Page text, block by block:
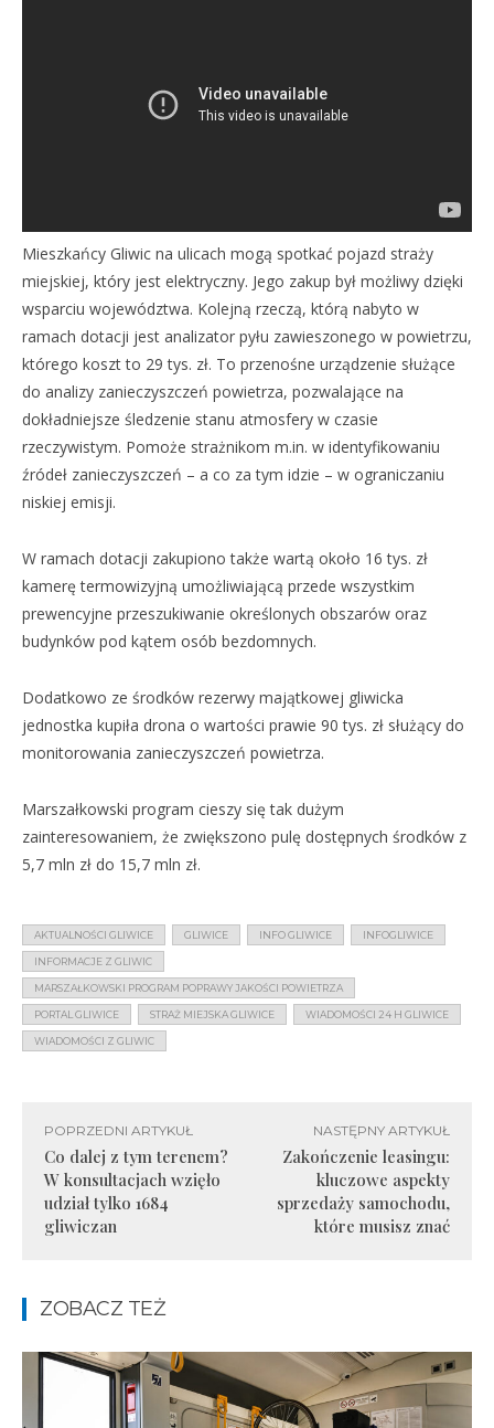
Mieszkańcy Gliwic na ulicach mogą spotkać pojazd straży
miejskiej, który jest elektryczny. Jego zakup był możliwy dzięki
wsparciu województwa. Kolejną rzeczą, którą nabyto w
ramach dotacji jest analizator pyłu zawieszonego w powietrzu,
którego koszt to 29 tys. zł. To przenośne urządzenie służące
do analizy zanieczyszczeń powietrza, pozwalające na
dokładniejsze śledzenie stanu atmosfery w czasie
rzeczywistym. Pomoże strażnikom m.in. w identyfikowaniu
źródeł zanieczyszczeń – a co za tym idzie – w ograniczaniu
niskiej emisji.
W ramach dotacji zakupiono także wartą około 16 tys. zł
kamerę termowizyjną umożliwiającą przede wszystkim
prewencyjne przeszukiwanie określonych obszarów oraz
budynków pod kątem osób bezdomnych.
Dodatkowo ze środków rezerwy majątkowej gliwicka
jednostka kupiła drona o wartości prawie 90 tys. zł służący do
monitorowania zanieczyszczeń powietrza.
Marszałkowski program cieszy się tak dużym
zainteresowaniem, że zwiększono pulę dostępnych środków z
5,7 mln zł do 15,7 mln zł.
AKTUALNOŚCI GLIWICE GLIWICE INFO GLIWICE INFOGLIWICE
INFORMACJE Z GLIWIC
MARSZAŁKOWSKI PROGRAM POPRAWY JAKOŚCI POWIETRZA
PORTAL GLIWICE STRAŻ MIEJSKA GLIWICE WIADOMOŚCI 24 H GLIWICE
WIADOMOŚCI Z GLIWIC
POPRZEDNI ARTYKUŁ
Co dalej z tym terenem?
W konsultacjach wzięło
udział tylko 1684
gliwiczan
NASTĘPNY ARTYKUŁ
Zakończenie leasingu:
kluczowe aspekty
sprzedaży samochodu,
które musisz znać
ZOBACZ TEŻ